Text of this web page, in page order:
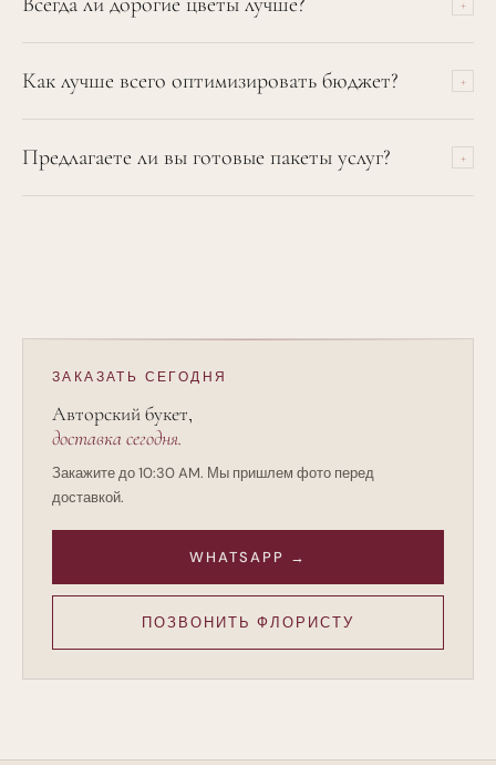
композиции переносятся легко, сложные инсталляции и
арки — нет.
+
важнее цены отдельного стебля.
Как лучше всего оптимизировать бюджет? +
три ключевые зоны (Вход, Церемония, Столы) вместо
декора каждого угла.
Предлагаете ли вы готовые пакеты услуг? +
ЗАКАЗАТЬ СЕГОДНЯ
Авторский букет,
доставка сегодня.
Закажите до 10:30 AM. Мы пришлем фото перед
доставкой.
WHATSAPP →
ПОЗВОНИТЬ ФЛОРИСТУ